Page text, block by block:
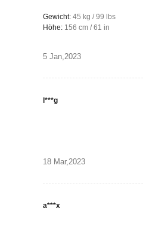
Gewicht: 45 kg / 99 lbs
Höhe: 156 cm / 61 in
5 Jan,2023
l***g
18 Mar,2023
a***x